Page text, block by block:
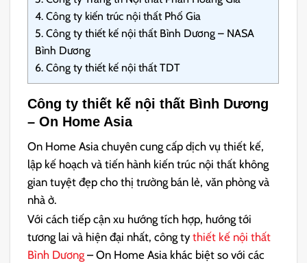
4. Công ty kiến trúc nội thất Phố Gia
5. Công ty thiết kế nội thất Bình Dương – NASA
Bình Dương
6. Công ty thiết kế nội thất TDT
Công ty thiết kế nội thất Bình Dương
– On Home Asia
On Home Asia chuyên cung cấp dịch vụ thiết kế,
lập kế hoạch và tiến hành kiến trúc nội thất không
gian tuyệt đẹp cho thị trường bán lẻ, văn phòng và
nhà ở.
Với cách tiếp cận xu hướng tích hợp, hướng tới
tương lai và hiện đại nhất, công tythiết kế nội thất
Bình Dương – On Home Asia khác biệt so với các